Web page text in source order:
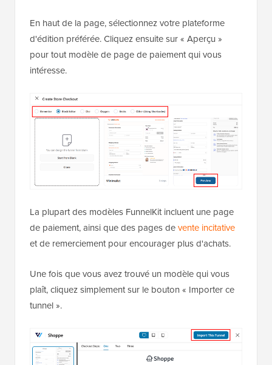
En haut de la page, sélectionnez votre plateforme
d'édition préférée. Cliquez ensuite sur « Aperçu »
pour tout modèle de page de paiement qui vous
intéresse.
La plupart des modèles FunnelKit incluent une page
de paiement, ainsi que des pages devente incitative
et de remerciement pour encourager plus d'achats.
Une fois que vous avez trouvé un modèle qui vous
plaît, cliquez simplement sur le bouton « Importer ce
tunnel ».